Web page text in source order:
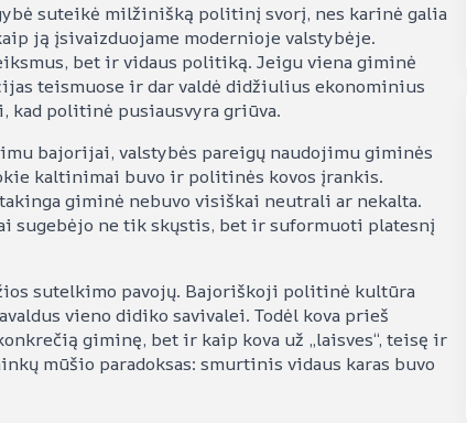
suteikė milžinišką politinį svorį, nes karinė galia
ją įsivaizduojame modernioje valstybėje.
bet ir vidaus politiką. Jeigu viena giminė
teismuose ir dar valdė didžiulius ekonominius
politinė pusiausvyra griūva.
bajorijai, valstybės pareigų naudojimu giminės
kaltinimai buvo ir politinės kovos įrankis.
giminė nebuvo visiškai neutrali ar nekalta.
sugebėjo ne tik skųstis, bet ir suformuoti platesnį
sutelkimo pavojų. Bajoriškoji politinė kultūra
vieno didiko savivalei. Todėl kova prieš
giminę, bet ir kaip kova už „laisves“, teisę ir
mūšio paradoksas: smurtinis vidaus karas buvo